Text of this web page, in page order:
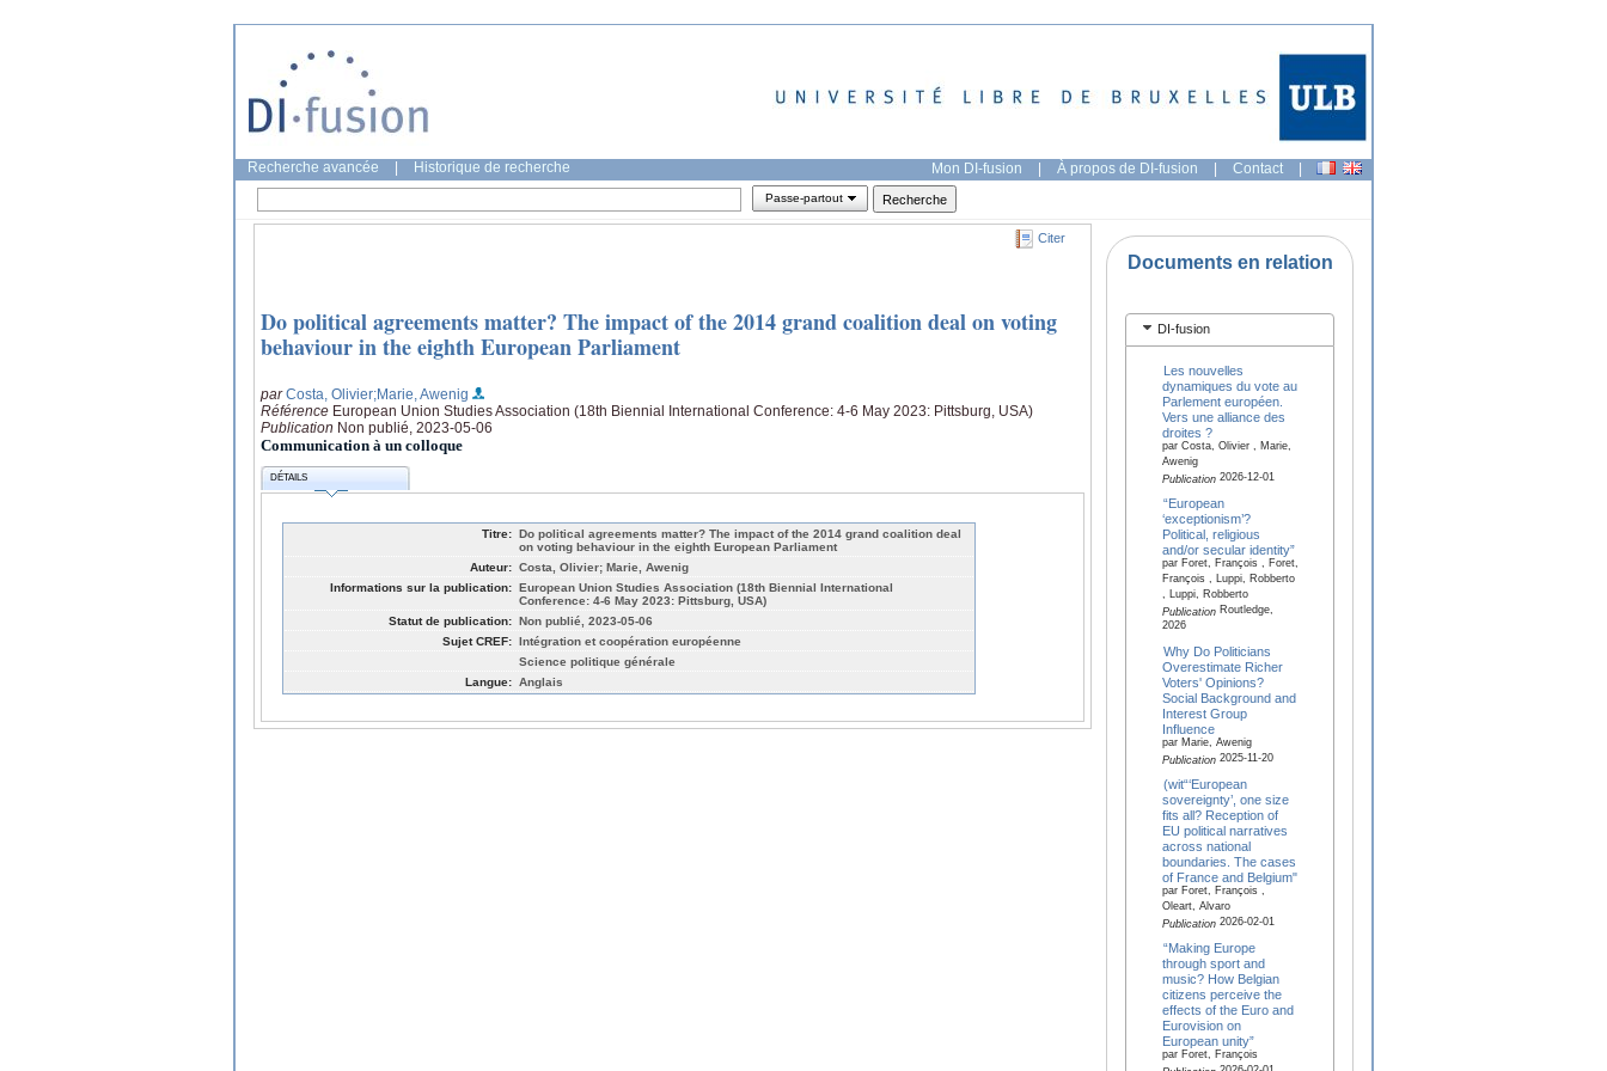
Recherche avancée Historique de recherche Mon DI-fusion | À propos de DI-fusion | Contact |
Passe-partout
Citer
Do political agreements matter? The impact of the 2014 grand coalition deal on voting
behaviour in the eighth European Parliament
parCosta, Olivier;Marie, Awenig
Référence European Union Studies Association (18th Biennial International Conference: 4-6 May 2023: Pittsburg, USA)
Publication Non publié, 2023-05-06
Communication à un colloque
DÉTAILS
Titre: Do political agreements matter? The impact of the 2014 grand coalition deal
on voting behaviour in the eighth European Parliament
Auteur: Costa, Olivier; Marie, Awenig
Informations sur la publication: European Union Studies Association (18th Biennial International
Conference: 4-6 May 2023: Pittsburg, USA)
Statut de publication: Non publié, 2023-05-06
Sujet CREF: Intégration et coopération européenne
Science politique générale
Langue: Anglais
Documents en relation
DI-fusion
Les nouvelles
dynamiques du vote au
Parlement européen.
Vers une alliance des
droites ?
par Costa, Olivier , Marie,
Awenig
Publication2026-12-01
“European
‘exceptionism’?
Political, religious
and/or secular identity”
par Foret, François , Foret,
François , Luppi, Robberto
, Luppi, Robberto
PublicationRoutledge,
2026
Why Do Politicians
Overestimate Richer
Voters' Opinions?
Social Background and
Interest Group
Influence
par Marie, Awenig
Publication2025-11-20
(wit“‘European
sovereignty’, one size
fits all? Reception of
EU political narratives
across national
boundaries. The cases
of France and Belgium"
par Foret, François ,
Oleart, Alvaro
Publication2026-02-01
“Making Europe
through sport and
music? How Belgian
citizens perceive the
effects of the Euro and
Eurovision on
European unity”
par Foret, François